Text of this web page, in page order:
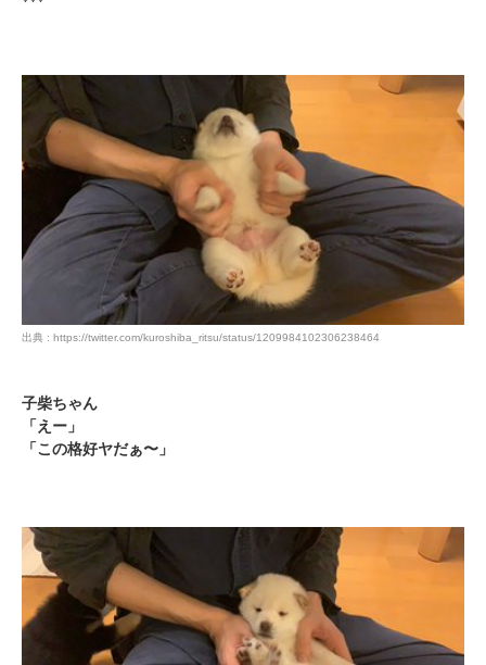
出典 : https://twitter.com/kuroshiba_ritsu/status/1209984102306238464
子柴ちゃん
「えー」
「この格好ヤだぁ〜」